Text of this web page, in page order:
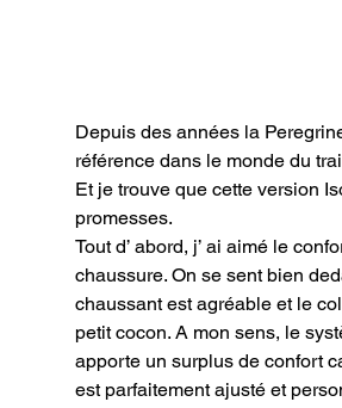
Depuis des années la
référence dans le monde du
Et je trouve que cette version
promesses.
Tout d’ abord, j’ ai aimé le
chaussure. On se sent bien
chaussant est agréable et le
petit cocon. A mon sens, le
apporte un surplus de confort
est parfaitement ajusté et